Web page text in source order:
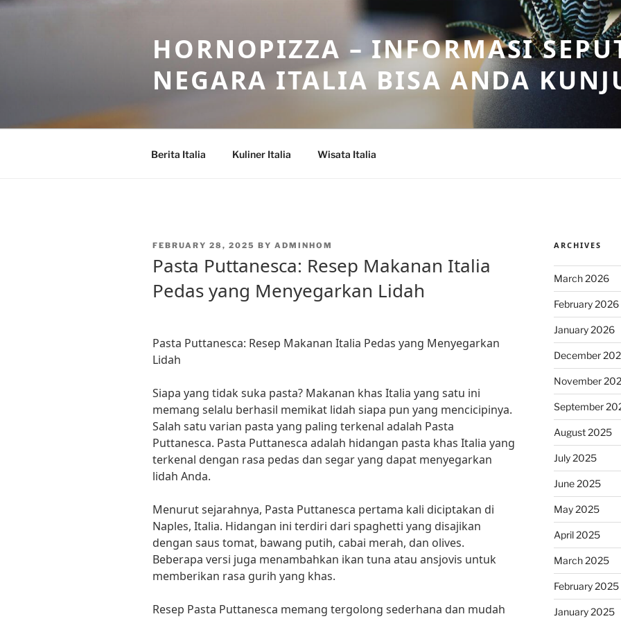
Skip
HORNOPIZZA – INFORMASI
NEGARA ITALIA BISA ANDA
Berita Italia Kuliner Italia Wisata Italia
POSTED
FEBRUARY 28, 2025 BY ADMINHOM
Pasta Puttanesca: Resep Makanan Italia
Pedas yang Menyegarkan Lidah
Pasta Puttanesca: Resep Makanan Italia Pedas yang Menyegarkan
Lidah
Siapa yang tidak suka pasta? Makanan khas Italia yang satu ini
memang selalu berhasil memikat lidah siapa pun yang mencicipinya.
Salah satu varian pasta yang paling terkenal adalah Pasta
Puttanesca. Pasta Puttanesca adalah hidangan pasta khas Italia yang
terkenal dengan rasa pedas dan segar yang dapat menyegarkan
lidah Anda.
Menurut sejarahnya, Pasta Puttanesca pertama kali diciptakan di
Naples, Italia. Hidangan ini terdiri dari spaghetti yang disajikan
dengan saus tomat, bawang putih, cabai merah, dan olives.
Beberapa versi juga menambahkan ikan tuna atau ansjovis untuk
memberikan rasa gurih yang khas.
Resep Pasta Puttanesca memang tergolong sederhana dan mudah
ARCHIVES
March 2026
February 2026
January 2026
December
November
September
August 2025
July 2025
June 2025
May 2025
April 2025
March 2025
February 2025
January 2025